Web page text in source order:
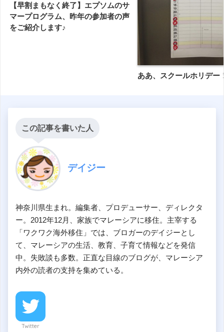
【早割まもなく終了】エプソムのサ
マープログラム、昨年の参加者の声
をご紹介します♪
ああ、スクールホリデー
この記事を書いた人
デイジー
神奈川県生まれ。編集者、プロデューサー、ディレクタ
ー。2012年12月、家族でマレーシアに移住。主宰する
「ワクワク海外移住」では、ブロガーのデイジーとし
て、マレーシアの生活、教育、子育て情報などを発信
中。失敗談も多数。正直な目線のブログが、マレーシア
内外の読者の支持を集めている。
Twitter